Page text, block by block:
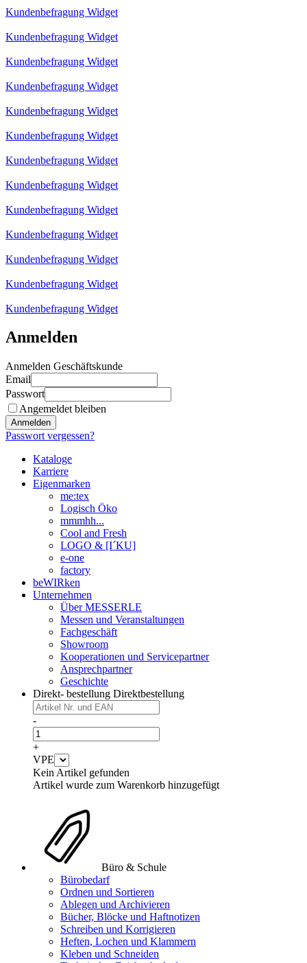
Kundenbefragung Widget
Kundenbefragung Widget
Kundenbefragung Widget
Kundenbefragung Widget
Kundenbefragung Widget
Kundenbefragung Widget
Kundenbefragung Widget
Kundenbefragung Widget
Kundenbefragung Widget
Kundenbefragung Widget
Kundenbefragung Widget
Kundenbefragung Widget
Kundenbefragung Widget
Anmelden
Anmelden Geschäftskunde
Email
Passwort
Angemeldet bleiben
Anmelden
Passwort vergessen?
Kataloge
Karriere
Eigenmarken
me:tex
Logisch Öko
mmmhh...
Cool and Fresh
LOGO & [I´KU]
e-one
factory
beWIRken
Unternehmen
Über MESSERLE
Messen und Veranstaltungen
Fachgeschäft
Showroom
Kooperationen und Servicepartner
Ansprechpartner
Geschichte
Direkt- bestellung Direktbestellung
-
+
VPE
Kein Artikel gefunden
Artikel wurde zum Warenkorb hinzugefügt
Büro & Schule
Bürobedarf
Ordnen und Sortieren
Ablegen und Archivieren
Bücher, Blöcke und Haftnotizen
Schreiben und Korrigieren
Heften, Lochen und Klammern
Kleben und Schneiden